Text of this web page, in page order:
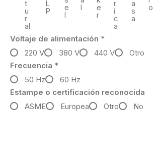
t
u
r
al
L
P e
l
l e
r
r
i
c
a
a
s
a
o
Voltaje de alimentación *
220 V
380 V 440 V
Otro
Frecuencia *
50 Hz
60 Hz
Estampe o certificación reconocida
ASME
Europea Otro No